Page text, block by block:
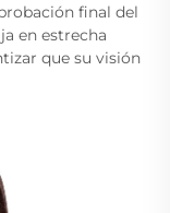
final del
en estrecha
que su visión